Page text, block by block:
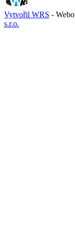
Vytvořil WRS -
s.r.o.